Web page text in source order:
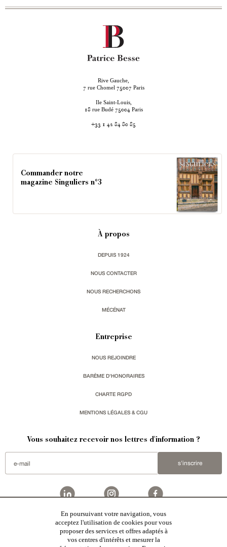
Rive Gauche,
7 rue Chomel 75007 Paris
Ile Saint-Louis,
18 rue Budé 75004 Paris
+33 1 42 84 80 85
Commander notre
magazine Singuliers n°3
À propos
DEPUIS 1924
NOUS CONTACTER
NOUS RECHERCHONS
MÉCÉNAT
Entreprise
NOUS REJOINDRE
BARÈME D'HONORAIRES
CHARTE RGPD
MENTIONS LÉGALES & CGU
Vous souhaitez recevoir nos lettres d'information ?
s'inscrire
est une agence immobilière basée à Paris, ayant créé un réseau national spécialisé
dans la vente de bâtiments de caractère. Vente de
manoirs
maisons en ville,appartements ,Architecture du 20ème S.,monuments historiques
moulins,mas & corps de ferme,maisons de village
propriétés équestres,forêts et terres agricoles,biens avec vue sur mer
En poursuivant votre navigation, vous
acceptez l'utilisation de cookies pour vous
proposer des services et offres adaptés à
vos centres d'intérêts et mesurer la